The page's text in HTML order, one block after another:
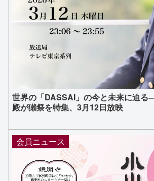
世界の「DASSAI」の今と未来に迫
殿が獺祭を特集、3月12日放映
会員ニュース